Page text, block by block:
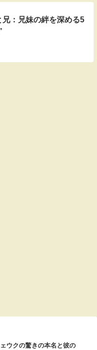
兄：兄妹の絆を深める5
ェウクの驚きの本名と彼の